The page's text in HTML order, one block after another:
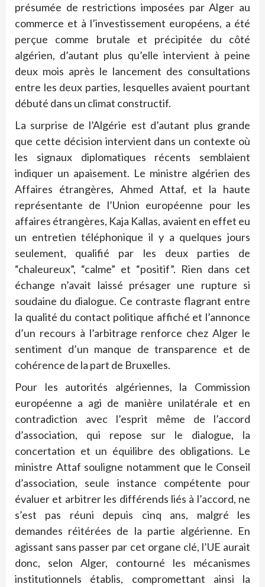
présumée de restrictions imposées par Alger au
commerce et à l’investissement européens, a été
perçue comme brutale et précipitée du côté
algérien, d’autant plus qu’elle intervient à peine
deux mois après le lancement des consultations
entre les deux parties, lesquelles avaient pourtant
débuté dans un climat constructif.
La surprise de l’Algérie est d’autant plus grande
que cette décision intervient dans un contexte où
les signaux diplomatiques récents semblaient
indiquer un apaisement. Le ministre algérien des
Affaires étrangères, Ahmed Attaf, et la haute
représentante de l’Union européenne pour les
affaires étrangères, Kaja Kallas, avaient en effet eu
un entretien téléphonique il y a quelques jours
seulement, qualifié par les deux parties de
“chaleureux”, “calme” et “positif”. Rien dans cet
échange n’avait laissé présager une rupture si
soudaine du dialogue. Ce contraste flagrant entre
la qualité du contact politique affiché et l’annonce
d’un recours à l’arbitrage renforce chez Alger le
sentiment d’un manque de transparence et de
cohérence de la part de Bruxelles.
Pour les autorités algériennes, la Commission
européenne a agi de manière unilatérale et en
contradiction avec l’esprit même de l’accord
d’association, qui repose sur le dialogue, la
concertation et un équilibre des obligations. Le
ministre Attaf souligne notamment que le Conseil
d’association, seule instance compétente pour
évaluer et arbitrer les différends liés à l’accord, ne
s’est pas réuni depuis cinq ans, malgré les
demandes réitérées de la partie algérienne. En
agissant sans passer par cet organe clé, l’UE aurait
donc, selon Alger, contourné les mécanismes
institutionnels établis, compromettant ainsi la